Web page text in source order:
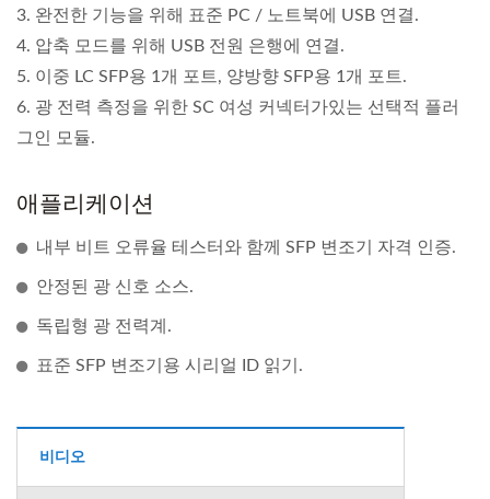
3. 완전한 기능을 위해 표준 PC / 노트북에 USB 연결.
4. 압축 모드를 위해 USB 전원 은행에 연결.
5. 이중 LC SFP용 1개 포트, 양방향 SFP용 1개 포트.
6. 광 전력 측정을 위한 SC 여성 커넥터가있는 선택적 플러
그인 모듈.
애플리케이션
내부 비트 오류율 테스터와 함께 SFP 변조기 자격 인증.
안정된 광 신호 소스.
독립형 광 전력계.
표준 SFP 변조기용 시리얼 ID 읽기.
비디오